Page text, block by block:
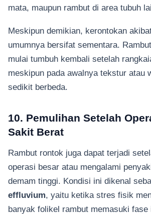
mata, maupun rambut di area tubuh
Meskipun demikian, kerontokan
umumnya bersifat sementara.
mulai tumbuh kembali setelah
meskipun pada awalnya tekstur atau
sedikit berbeda.
10. Pemulihan Setelah
Sakit Berat
Rambut rontok juga dapat terjadi
operasi besar atau mengalami
demam tinggi. Kondisi ini dikenal
effluvium, yaitu ketika stres fisik
banyak folikel rambut memasuki